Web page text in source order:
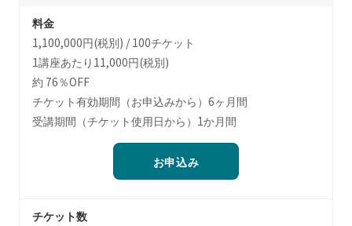
料金
1,100,000円(税別) / 100チケット
1講座あたり11,000円(税別)
約 76％OFF
チケット有効期間（お申込みから）6ヶ月間
受講期間（チケット使用日から）1か月間
お申込み
チケット数